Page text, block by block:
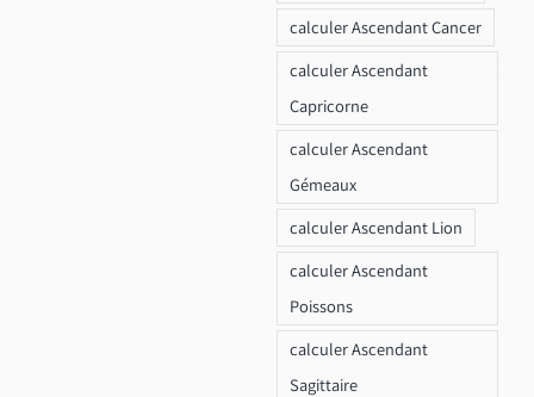
calculer Ascendant Cancer
calculer Ascendant
Capricorne
calculer Ascendant
Gémeaux
calculer Ascendant Lion
calculer Ascendant
Poissons
calculer Ascendant
Sagittaire